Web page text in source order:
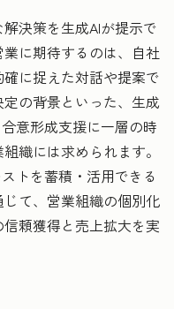
決策を生成AIが提示で
に期待するのは、自社
に捉えた対話や提案で
の背景といった、生成
意形成支援に一層の時
織には求められます。
トを蓄積・活用できる
て、営業組織の個別化
頼獲得と売上拡大を実